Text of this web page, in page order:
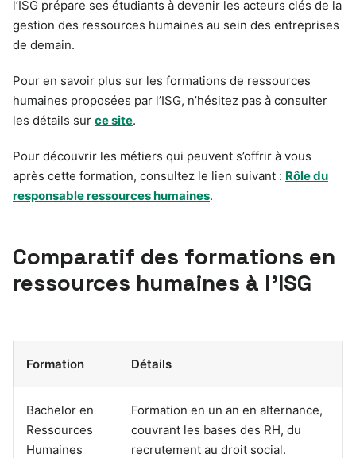
l’ISG prépare ses étudiants à devenir les acteurs clés de la
gestion des ressources humaines au sein des entreprises
de demain.
Pour en savoir plus sur les formations de ressources
humaines proposées par l’ISG, n’hésitez pas à consulter
les détails sur ce site.
Pour découvrir les métiers qui peuvent s’offrir à vous
après cette formation, consultez le lien suivant : Rôle du
responsable ressources humaines.
Comparatif des formations en
ressources humaines à l’ISG
Formation Détails
Bachelor en
Ressources
Humaines
Formation en un an en alternance,
couvrant les bases des RH, du
recrutement au droit social.